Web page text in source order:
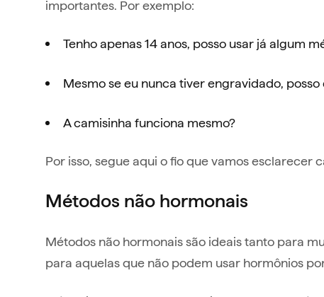
importantes. Por exemplo:
Tenho apenas 14 anos, posso usar já algum
Mesmo se eu nunca tiver engravidado, posso
A camisinha funciona mesmo?
Por isso, segue aqui o fio que vamos esclarecer
Métodos não hormonais
Métodos não hormonais são ideais tanto para
para aquelas que não podem usar hormônios